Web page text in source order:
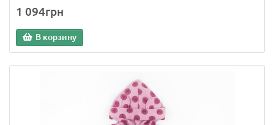
1 094грн
В корзину